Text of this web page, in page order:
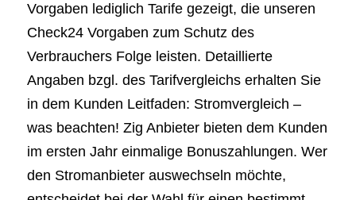
Vorgaben lediglich Tarife gezeigt, die unseren
Check24 Vorgaben zum Schutz des
Verbrauchers Folge leisten. Detaillierte
Angaben bzgl. des Tarifvergleichs erhalten Sie
in dem Kunden Leitfaden: Stromvergleich –
was beachten! Zig Anbieter bieten dem Kunden
im ersten Jahr einmalige Bonuszahlungen. Wer
den Stromanbieter auswechseln möchte,